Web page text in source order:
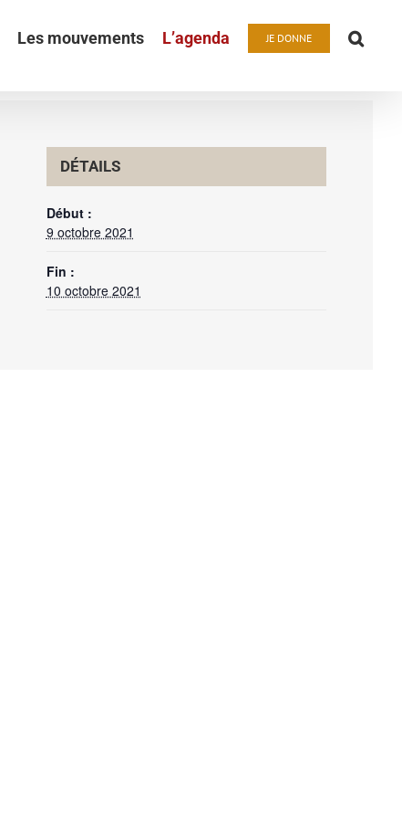
Les mouvements L’agenda JE DONNE
DÉTAILS
Début :
9 octobre 2021
Fin :
10 octobre 2021